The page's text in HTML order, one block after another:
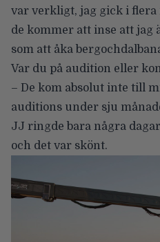
var verkligt, jag gick i flera
de kommer att inse att jag
som att åka
Var du på audition eller
– De kom absolut inte till
auditions under sju
JJ ringde bara några
och det var skönt.